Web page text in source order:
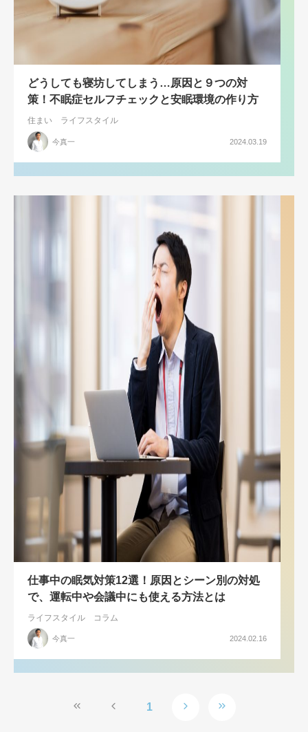
どうしても寝坊してしまう…原因と９つの対
策！不眠症セルフチェックと安眠環境の作り方
住まい ライフスタイル
今真一 2024.03.19
仕事中の眠気対策12選！原因とシーン別の対処
で、運転中や会議中にも使える方法とは
ライフスタイル コラム
今真一 2024.02.16
1